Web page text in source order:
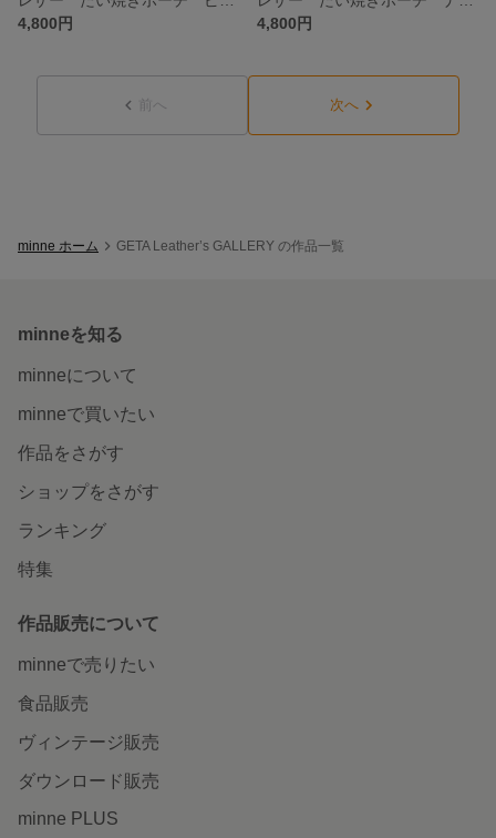
4,800円
4,800円
前へ 次へ
minne ホーム GETA Leather’s GALLERY の作品一覧
minneを知る
minneについて
minneで買いたい
作品をさがす
ショップをさがす
ランキング
特集
作品販売について
minneで売りたい
食品販売
ヴィンテージ販売
ダウンロード販売
minne PLUS